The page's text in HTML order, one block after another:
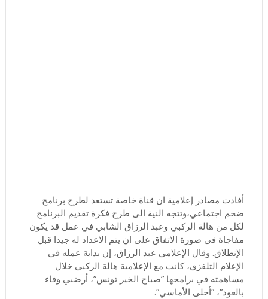
أفادت مصادر إعلامية ان قناة خاصة تستعد لطرح برنامج
ضخم اجتماعي،وتتجه النية الى طرح فكرة تقديم البرنامج
لكل من هالة الركبي وعبد الرزاق الشابي في عمل قد يكون
مفاجاة في صورة الاتفاق على ان يتم الاعداد له جيدا قبل
الإنطلاق. وقال الإعلامي عبد الرزاق، إن بداية عمله في
الإعلام التلفزي، كانت مع الإعلامية هالة الركبي خلال
مساهمته في برامجها ”صباح الخير تونس”، أرضىي وفاء
بالعود”، ”أحلى الأماسي”.